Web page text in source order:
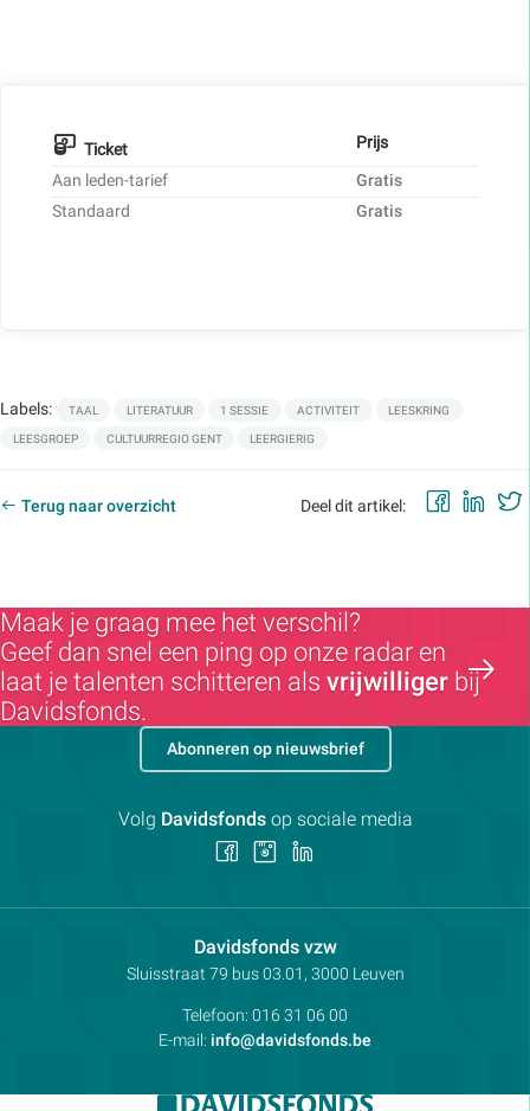
Ticket
Prijs
Aan leden-tarief
Gratis
Standaard
Gratis
Labels: TAAL LITERATUUR 1 SESSIE ACTIVITEIT LEESKRING
LEESGROEP CULTUURREGIO GENT LEERGIERIG
Terug naar overzicht Deel dit artikel:
Maak je graag mee het verschil?
Geef dan snel een ping op onze radar en
laat je talenten schitteren als vrijwilliger bij
Davidsfonds.
Davidsfonds vzwContactpersoon:
Adres:
Sluisstraat 79 bus 03.01, 3000 Leuven
Telefoon: 016 31 06 00
E-mail: info@davidsfonds.be
Abonneren op nieuwsbrief
Volg Davidsfondsop sociale media
Volg Volg